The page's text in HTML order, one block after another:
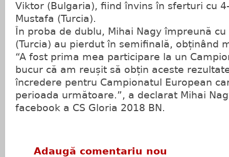
Viktor (Bulgaria), fiind învins în sferturi cu
Mustafa (Turcia).
În proba de dublu, Mihai Nagy împreună
(Turcia) au pierdut în semifinală, obținând
“A fost prima mea participare la un
bucur că am reușit să obțin aceste
încredere pentru Campionatul European
perioada următoare.”, a declarat Mihai
facebook a CS Gloria 2018 BN.
Adaugă comentariu nou